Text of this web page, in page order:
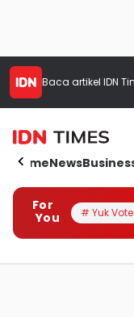
Baca artikel IDN
HomeNews
For
You
# Yuk Vote